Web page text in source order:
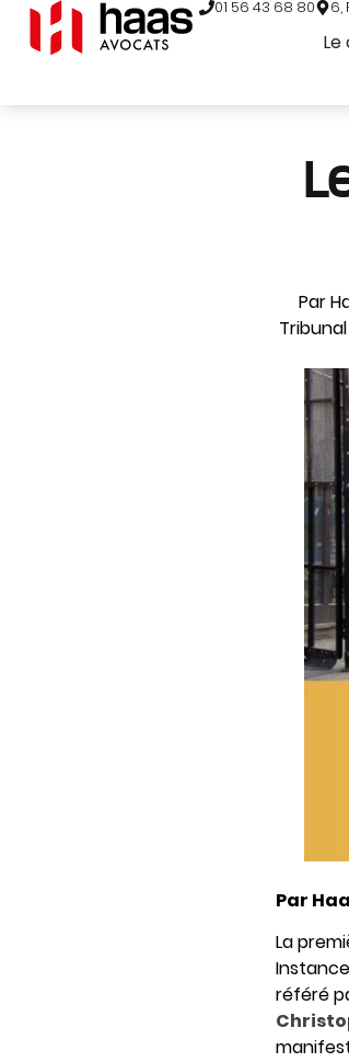
01 56 43 68 80 6,
Par
Par
La
Instance
référé